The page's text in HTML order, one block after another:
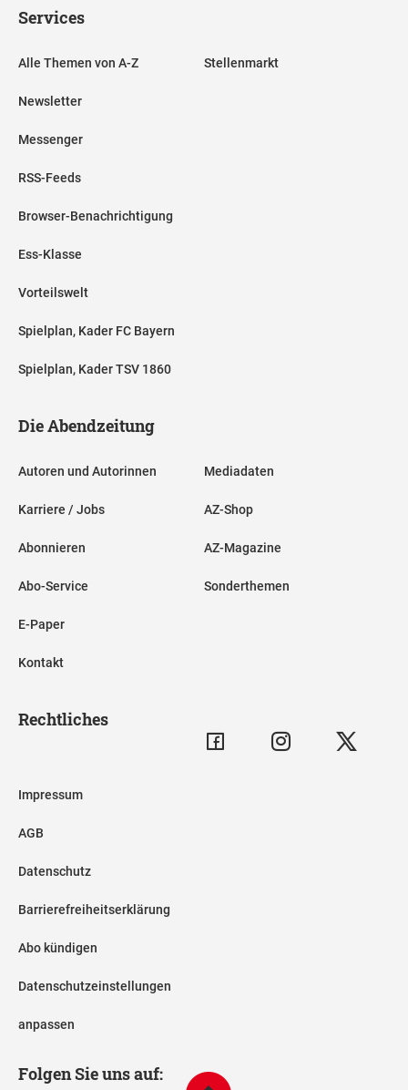
Services
Alle Themen von A-Z
Newsletter
Messenger
RSS-Feeds
Browser-Benachrichtigung
Ess-Klasse
Vorteilswelt
Spielplan, Kader FC Bayern
Spielplan, Kader TSV 1860
Stellenmarkt
Die Abendzeitung
Autoren und Autorinnen
Karriere / Jobs
Abonnieren
Abo-Service
E-Paper
Kontakt
Mediadaten
AZ-Shop
AZ-Magazine
Sonderthemen
Rechtliches
Impressum
AGB
Datenschutz
Barrierefreiheitserklärung
Abo kündigen
Datenschutzeinstellungen
anpassen
Folgen Sie uns auf: